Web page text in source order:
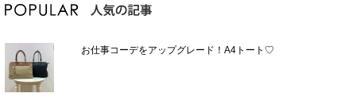
お仕事コーデをアップグレード！A4トート♡